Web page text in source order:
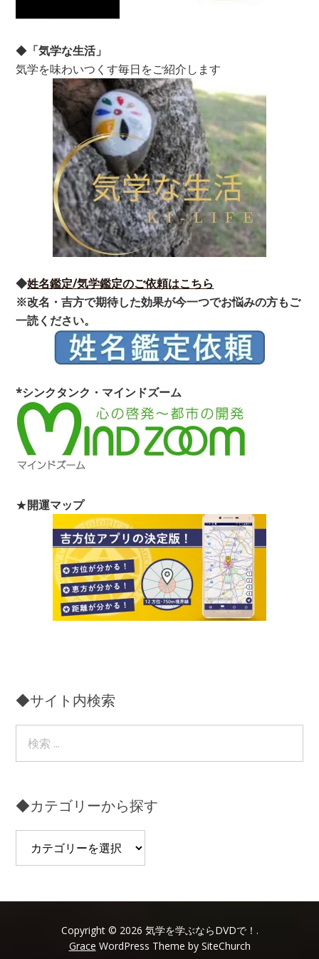
◆ 「気学な生活」
気学を味わいつくす毎日をご紹介します
◆姓名鑑定/気学鑑定のご依頼はこちら
※改名・吉方で期待した効果が今一つでお悩みの方もご
一読ください。
*シンクタンク・マインドズーム
★開運マップ
◆サイト内検索
◆カテゴリーから探す
Copyright © 2026 気学を学ぶならDVDで！.
Grace WordPress Theme by SiteChurch